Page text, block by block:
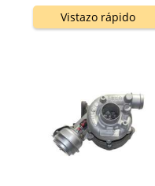
Vistazo rápido